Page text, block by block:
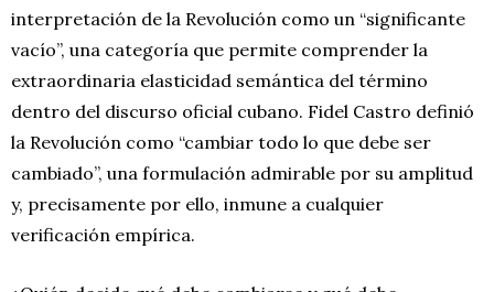
interpretación de la Revolución como un “significante
vacío”, una categoría que permite comprender la
extraordinaria elasticidad semántica del término
dentro del discurso oficial cubano. Fidel Castro definió
la Revolución como “cambiar todo lo que debe ser
cambiado”, una formulación admirable por su amplitud
y, precisamente por ello, inmune a cualquier
verificación empírica.